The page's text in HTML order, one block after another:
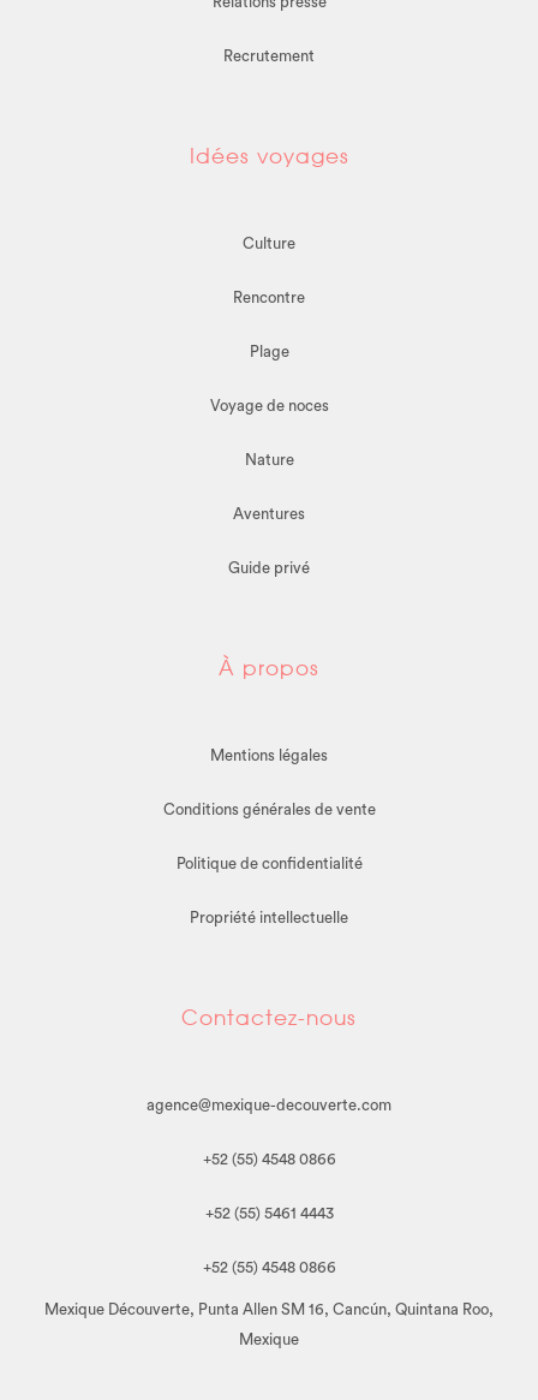
Recrutement
Idées voyages
Culture
Rencontre
Plage
Voyage de noces
Nature
Aventures
Guide privé
À propos
Mentions légales
Conditions générales de vente
Politique de confidentialité
Propriété intellectuelle
Contactez-nous
agence@mexique-decouverte.com
+52 (55) 4548 0866
+52 (55) 5461 4443
+52 (55) 4548 0866
Mexique Découverte, Punta Allen SM 16, Cancún, Quintana Roo,
Mexique